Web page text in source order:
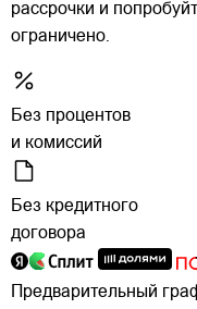
рассрочки и
ограничено.
Без процентов
и комиссий
Без кредитного
договора
Предварительный